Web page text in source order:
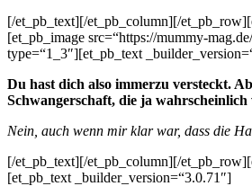
[/et_pb_text][/et_pb_column][/
[et_pb_image src=“https://mummy-
type=“1_3″][et_pb_text
Du hast dich also immerzu versteckt.
Schwangerschaft, die ja
Nein, auch wenn mir klar war, dass die
[/et_pb_text][/et_pb_column][/
[et_pb_text _builder_version=“3.0.71″]